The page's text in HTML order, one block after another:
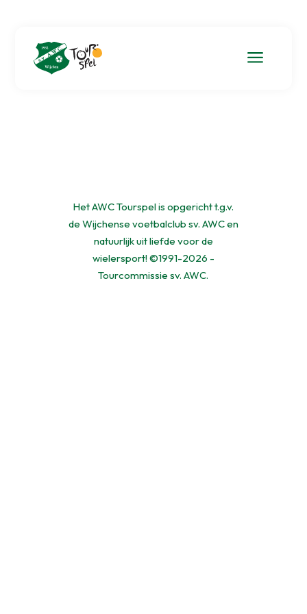
a
Het AWC Tourspel is opgericht t.g.v.
de Wijchense voetbalclub sv. AWC en
natuurlijk uit liefde voor de
wielersport! ©1991-2026 -
Tourcommissie sv. AWC.